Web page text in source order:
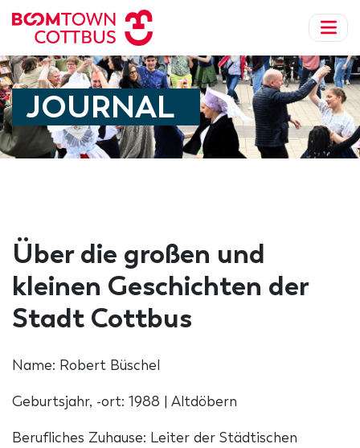
JOURNAL
Über die großen und
kleinen Geschichten der
Stadt Cottbus
Name: Robert Büschel
Geburtsjahr, -ort: 1988 | Altdöbern
Berufliches Zuhause: Leiter der Städtischen